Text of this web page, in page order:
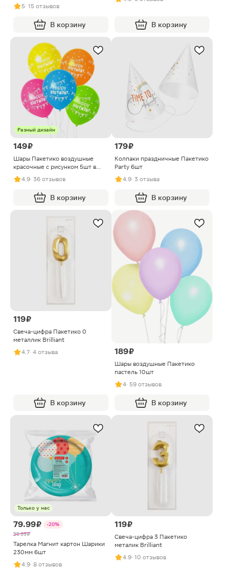
5· 15 отзывов
В корзину В корзину
Разный дизайн
149 ₽
Шары Пакетико воздушные
красочные с рисунком 5шт в
ассортименте
4.9· 36 отзывов
В корзину
179 ₽
Колпаки праздничные Пакетико
Party 6шт
4.9· 3 отзыва
В корзину
119 ₽
Свеча-цифра Пакетико 0
металлик Brilliant
4.7· 4 отзыва
В корзину
189 ₽
Шары воздушные Пакетико
пастель 10шт
4· 59 отзывов
В корзину
Только у нас
79.99 ₽
-20%
99.99 ₽
Тарелка Магнит картон Шарики
230мм 6шт
4.9· 8 отзывов
119 ₽
Свеча-цифра 3 Пакетико
металик Brilliant
4.9· 10 отзывов